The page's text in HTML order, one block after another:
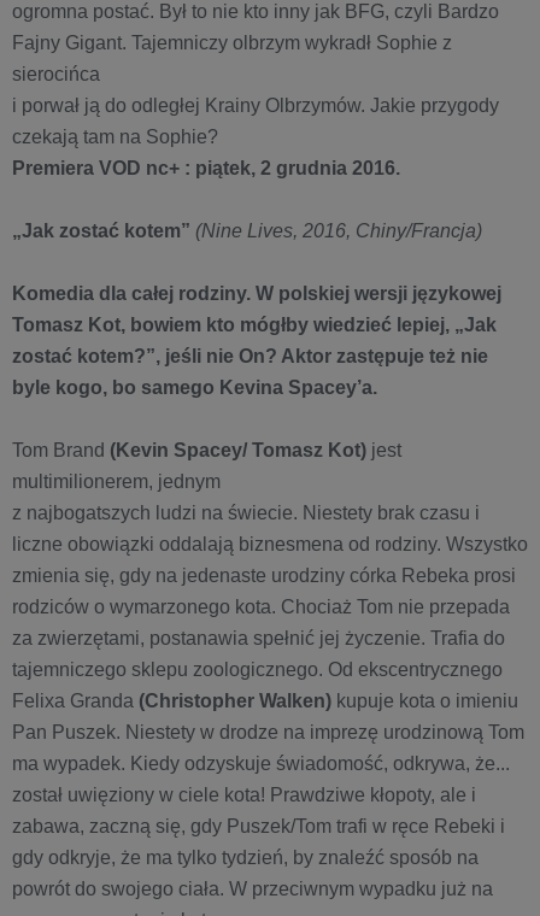
ogromna postać. Był to nie kto inny jak BFG, czyli Bardzo
Fajny Gigant. Tajemniczy olbrzym wykradł Sophie z
sierocińca
i porwał ją do odległej Krainy Olbrzymów. Jakie przygody
czekają tam na Sophie?
Premiera VOD nc+ : piątek, 2 grudnia 2016.
„Jak zostać kotem” (Nine Lives, 2016, Chiny/Francja)
Komedia dla całej rodziny. W polskiej wersji językowej
Tomasz Kot, bowiem kto mógłby wiedzieć lepiej, „Jak
zostać kotem?”, jeśli nie On? Aktor zastępuje też nie
byle kogo, bo samego Kevina Spacey’a.
Tom Brand (Kevin Spacey/ Tomasz Kot) jest
multimilionerem, jednym
z najbogatszych ludzi na świecie. Niestety brak czasu i
liczne obowiązki oddalają biznesmena od rodziny. Wszystko
zmienia się, gdy na jedenaste urodziny córka Rebeka prosi
rodziców o wymarzonego kota. Chociaż Tom nie przepada
za zwierzętami, postanawia spełnić jej życzenie. Trafia do
tajemniczego sklepu zoologicznego. Od ekscentrycznego
Felixa Granda (Christopher Walken) kupuje kota o imieniu
Pan Puszek. Niestety w drodze na imprezę urodzinową Tom
ma wypadek. Kiedy odzyskuje świadomość, odkrywa, że...
został uwięziony w ciele kota! Prawdziwe kłopoty, ale i
zabawa, zaczną się, gdy Puszek/Tom trafi w ręce Rebeki i
gdy odkryje, że ma tylko tydzień, by znaleźć sposób na
powrót do swojego ciała. W przeciwnym wypadku już na